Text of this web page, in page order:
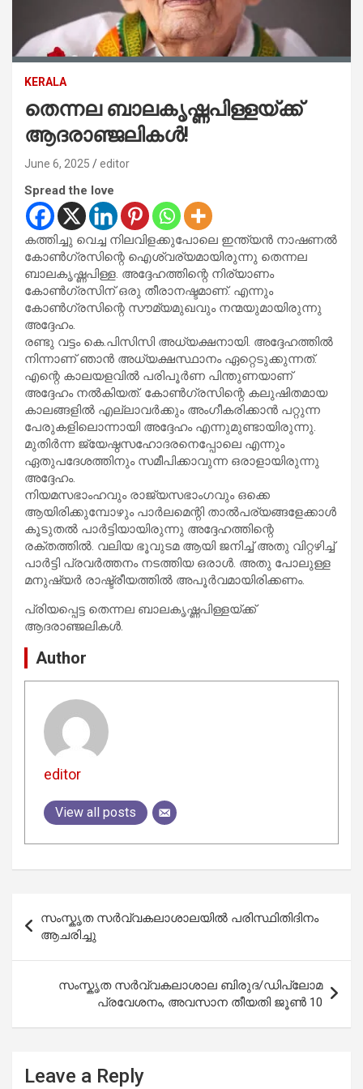
KERALA
തെന്നല ബാലകൃഷ്ണപിള്ളയ്ക്ക്
ആദരാഞ്ജലികള്‍!
June 6, 2025 editor
Spread the love
കത്തിച്ചു വെച്ച നിലവിളക്കുപോലെ ഇന്ത്യന്‍ നാഷണല്‍
കോണ്‍ഗ്രസിന്റെ ഐശ്വര്യമായിരുന്നു തെന്നല
ബാലകൃഷ്ണപിള്ള. അദ്ദേഹത്തിന്റെ നിര്യാണം
കോണ്‍ഗ്രസിന് ഒരു തീരാനഷ്ടമാണ്. എന്നും
കോണ്‍ഗ്രസിന്റെ സൗമ്യമുഖവും നന്മയുമായിരുന്നു
അദ്ദേഹം.
രണ്ടു വട്ടം കെ.പിസിസി അധ്യക്ഷനായി. അദ്ദേഹത്തില്‍
നിന്നാണ് ഞാന്‍ അധ്യക്ഷസ്ഥാനം ഏറ്റെടുക്കുന്നത്.
എന്റെ കാലയളവില്‍ പരിപൂര്‍ണ പിന്തുണയാണ്
അദ്ദേഹം നല്‍കിയത്. കോണ്‍ഗ്രസിന്റെ കലുഷിതമായ
കാലങ്ങളില്‍ എല്ലാവര്‍ക്കും അംഗീകരിക്കാന്‍ പറ്റുന്ന
പേരുകളിലൊന്നായി അദ്ദേഹം എന്നുമുണ്ടായിരുന്നു.
മുതിര്‍ന്ന ജ്യേഷ്ഠസഹോദരനെപ്പോലെ എന്നും
ഏതുപദേശത്തിനും സമീപിക്കാവുന്ന ഒരാളായിരുന്നു
അദ്ദേഹം.
നിയമസഭാംഹവും രാജ്യസഭാംഗവും ഒക്കെ
ആയിരിക്കുമ്പോഴും പാര്‍ലമെന്റി താല്‍പര്യങ്ങളേക്കാള്‍
കൂടുതല്‍ പാര്‍ട്ടിയായിരുന്നു അദ്ദേഹത്തിന്റെ
രക്തത്തില്‍. വലിയ ഭൂവുടമ ആയി ജനിച്ച് അതു വിറ്റഴിച്ച്
പാര്‍ട്ടി പ്രവര്‍ത്തനം നടത്തിയ ഒരാള്‍. അതു പോലുള്ള
മനുഷ്യര്‍ രാഷ്ട്രീയത്തില്‍ അപൂര്‍വമായിരിക്കണം.
പ്രിയപ്പെട്ട തെന്നല ബാലകൃഷ്ണപിള്ളയ്ക്ക്
ആദരാഞ്ജലികള്‍.
Author
editor
View all posts
navigation
സംസ്കൃത സർവ്വകലാശാലയിൽ പരിസ്ഥിതിദിനം
ആചരിച്ചു
സംസ്കൃത സർവ്വകലാശാല ബിരുദ/ഡിപ്ലോമ
പ്രവേശനം, അവസാന തീയതി ജൂൺ 10
Leave a Reply